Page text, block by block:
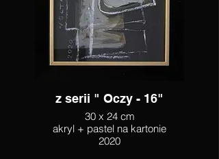
z serii " Oczy - 16"
30 x 24 cm
akryl + pastel na kartonie
2020